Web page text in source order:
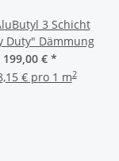
3 Schicht
Duty" Dämmung
199,00 € *
€ pro 1 m2